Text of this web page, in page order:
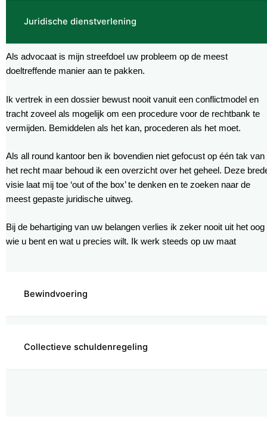
Juridische dienstverlening
Bewindvoering
Collectieve schuldenregeling
Als advocaat is mijn streefdoel uw probleem op de meest
doeltreffende manier aan te pakken.
Ik vertrek in een dossier bewust nooit vanuit een conflictmodel en
tracht zoveel als mogelijk om een procedure voor de rechtbank te
vermijden. Bemiddelen als het kan, procederen als het moet.
Als all round kantoor ben ik bovendien niet gefocust op één tak van
het recht maar behoud ik een overzicht over het geheel. Deze
visie laat mij toe ‘out of the box’ te denken en te zoeken naar de
meest gepaste juridische uitweg.
Bij de behartiging van uw belangen verlies ik zeker nooit uit het oog
wie u bent en wat u precies wilt. Ik werk steeds op uw maat